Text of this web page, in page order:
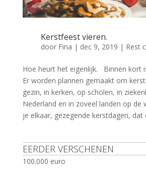
Kerstfeest vieren.
door Fina | dec 9, 2019 | Rest
Hoe heurt het eigenlijk. Binnen kort
Er worden plannen gemaakt om
gezin, in kerken, op scholen, in
Nederland en in zoveel landen op de
je elkaar, gezegende kerstdagen, dat
EERDER VERSCHENEN
100.000 euro